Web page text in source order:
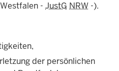
- JustG NRW -).
der persönlichen